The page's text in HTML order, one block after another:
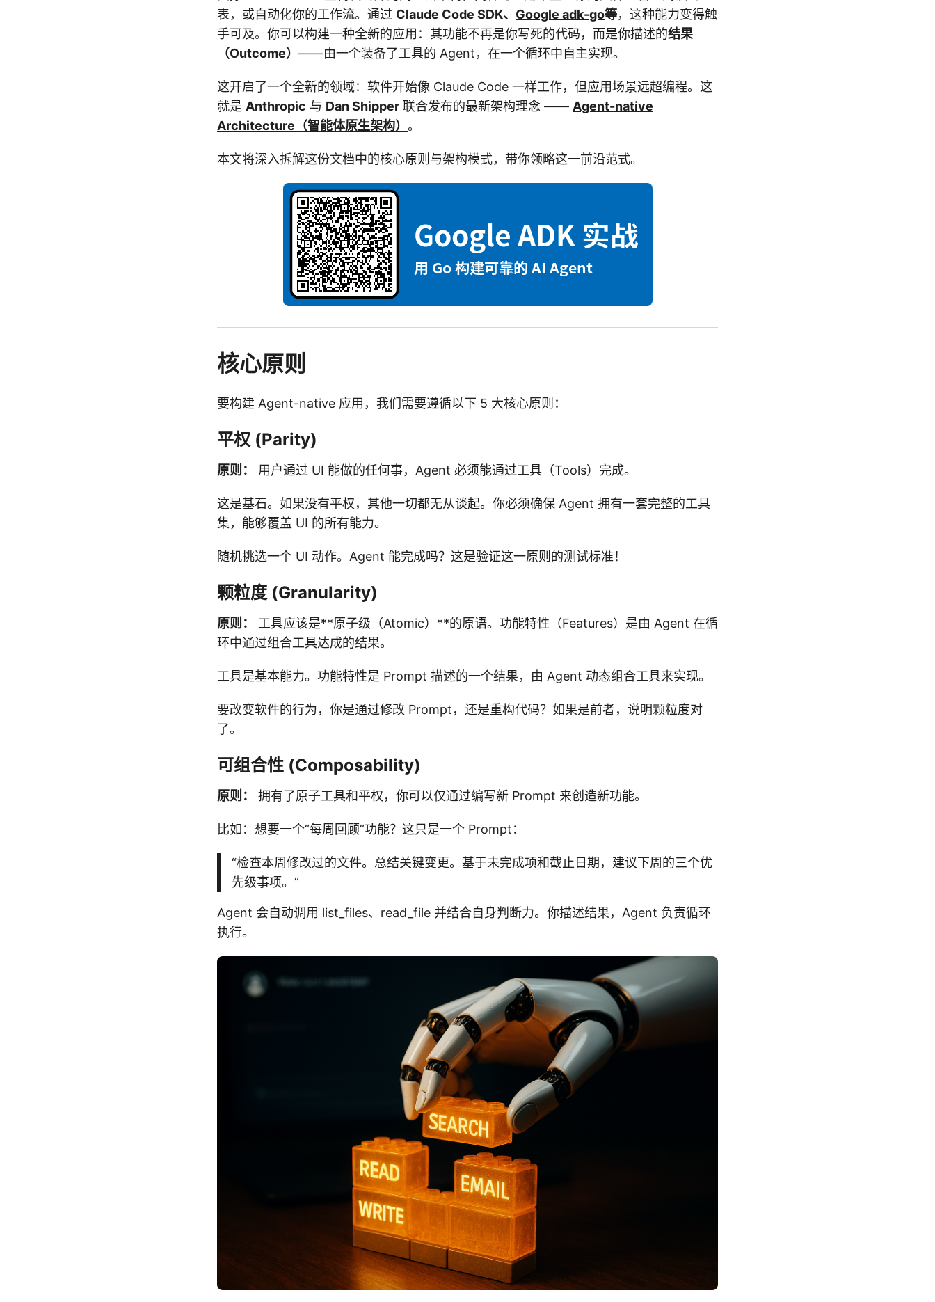
表，或自动化你的工作流。通过 Claude Code SDK、 Google adk-go等，这种能力变得触
手可及。你可以构建一种全新的应用：其功能不再是你写死的代码，而是你描述的结果
（Outcome） ——由一个装备了工具的 Agent，在一个循环中自主实现。
这开启了一个全新的领域：软件开始像 Claude Code 一样工作，但应用场景远超编程。这
就是 Anthropic 与 Dan Shipper 联合发布的最新架构理念 —— Agent-native
Architecture（智能体原生架构） 。
本文将深入拆解这份文档中的核心原则与架构模式，带你领略这一前沿范式。
核心原则
要构建 Agent-native 应用，我们需要遵循以下 5 大核心原则：
平权 (Parity)
原则： 用户通过 UI 能做的任何事，Agent 必须能通过工具（Tools）完成。
这是基石。如果没有平权，其他一切都无从谈起。你必须确保 Agent 拥有一套完整的工具
集，能够覆盖 UI 的所有能力。
随机挑选一个 UI 动作。Agent 能完成吗？这是验证这一原则的测试标准！
颗粒度 (Granularity)
原则：
工具应该是**原子级（Atomic）**的原语。功能特性（Features）是由 Agent 在循
环中通过组合工具达成的结果。
工具是基本能力。功能特性是 Prompt 描述的一个结果，由 Agent 动态组合工具来实现。
要改变软件的行为，你是通过修改 Prompt，还是重构代码？如果是前者，说明颗粒度对
了。
可组合性 (Composability)
原则： 拥有了原子工具和平权，你可以仅通过编写新 Prompt 来创造新功能。
比如：想要一个“每周回顾”功能？这只是一个 Prompt：
“检查本周修改过的文件。总结关键变更。基于未完成项和截止日期，建议下周的三个优
先级事项。”
Agent 会自动调用 list_files、read_file 并结合自身判断力。你描述结果，Agent 负责循环
执行。